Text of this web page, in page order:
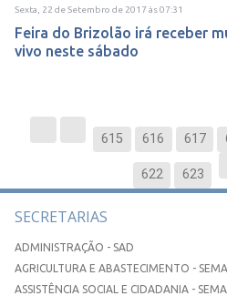
Sexta, 22 de Setembro de 2017às07:31
Feira do Brizolão irá receber
vivo neste sábado
615 616 617
622 623
SECRETARIAS
ADMINISTRAÇÃO - SAD
AGRICULTURA E ABASTECIMENTO -
ASSISTÊNCIA SOCIAL E CIDADANIA -